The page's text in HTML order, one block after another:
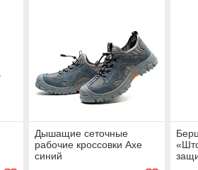
Дышащие сеточные
рабочие кроссовки Axe
синий